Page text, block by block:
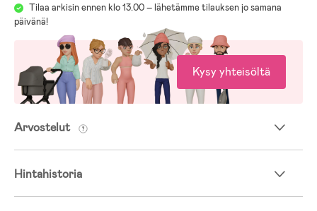
Tilaa arkisin ennen klo 13.00 – lähetämme tilauksen jo samana
päivänä!
Kysy yhteisöltä
Arvostelut
Hintahistoria